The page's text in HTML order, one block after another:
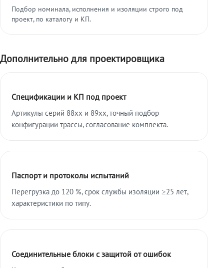
Подбор номинала, исполнения и изоляции строго под
проект, по каталогу и КП.
Дополнительно для проектировщика
Спецификации и КП под проект
Артикулы серий 88xx и 89xx, точный подбор
конфигурации трассы, согласование комплекта.
Паспорт и протоколы испытаний
Перегрузка до 120 %, срок службы изоляции ≥25 лет,
характеристики по типу.
Соединительные блоки с защитой от ошибок